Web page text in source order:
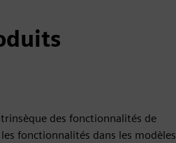
des fonctionnalités de
fonctionnalités dans les modèles